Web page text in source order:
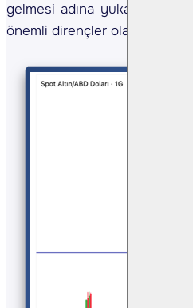
gelmesi adına yukarıda
önemli dirençler olarak takip